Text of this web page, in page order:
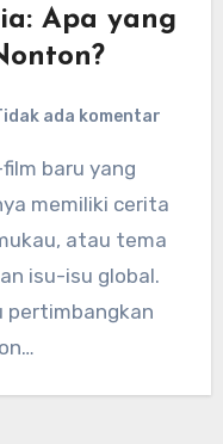
Apa yang
ada komentar
memiliki cerita
atau tema
isu-isu global.
pertimbangkan